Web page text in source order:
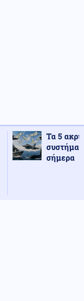
Τα 5
σήμερα